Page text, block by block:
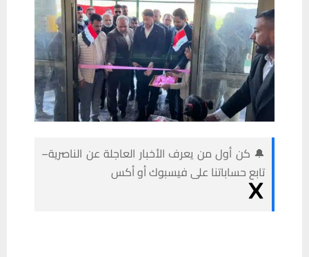
🔔 كن أول من يعرف الأخبار العاجلة عن الناصرية–
تابع حساباتنا على فيسبوك أو أكس